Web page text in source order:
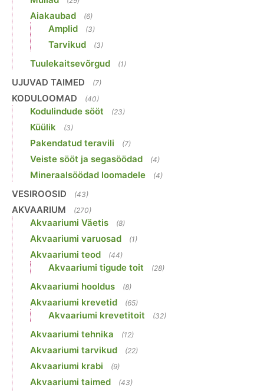
Aiakaubad (6)
Amplid (3)
Tarvikud (3)
Tuulekaitsevõrgud (1)
UJUVAD TAIMED (7)
KODULOOMAD (40)
Kodulindude sööt (23)
Küülik (3)
Pakendatud teravili (7)
Veiste sööt ja segasöödad (4)
Mineraalsöödad loomadele (4)
VESIROOSID (43)
AKVAARIUM (270)
Akvaariumi Väetis (8)
Akvaariumi varuosad (1)
Akvaariumi teod (44)
Akvaariumi tigude toit (28)
Akvaariumi hooldus (8)
Akvaariumi krevetid (65)
Akvaariumi krevetitoit (32)
Akvaariumi tehnika (12)
Akvaariumi tarvikud (22)
Akvaariumi krabi (9)
Akvaariumi taimed (43)